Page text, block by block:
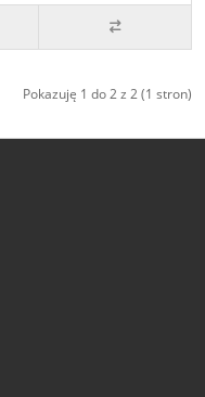
Pokazuję 1 do 2 z 2 (1 stron)